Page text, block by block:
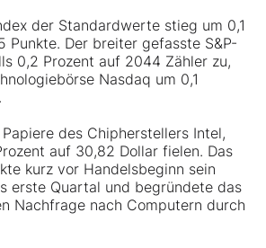
der Standardwerte stieg um 0,1
Punkte. Der breiter gefasste S&P-
0,2 Prozent auf 2044 Zähler zu,
Nasdaq um 0,1
des Chipherstellers Intel,
auf 30,82 Dollar fielen. Das
kurz vor Handelsbeginn sein
erste Quartal und begründete das
Nachfrage nach Computern durch